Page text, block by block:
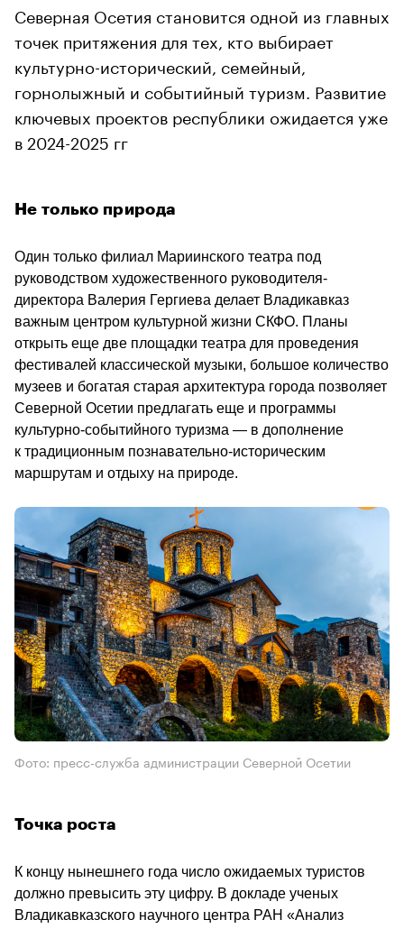
Северная Осетия становится одной из главных
точек притяжения для тех, кто выбирает
культурно-исторический, семейный,
горнолыжный и событийный туризм. Развитие
ключевых проектов республики ожидается уже
в 2024-2025 гг
Не только природа
Один только филиал Мариинского театра под
руководством художественного руководителя-
директора Валерия Гергиева делает Владикавказ
важным центром культурной жизни СКФО. Планы
открыть еще две площадки театра для проведения
фестивалей классической музыки, большое количество
музеев и богатая старая архитектура города позволяет
Северной Осетии предлагать еще и программы
культурно-событийного туризма — в дополнение
к традиционным познавательно-историческим
маршрутам и отдыху на природе.
Фото: пресс-служба администрации Северной Осетии
Точка роста
К концу нынешнего года число ожидаемых туристов
должно превысить эту цифру. В докладе ученых
Владикавказского научного центра РАН «Анализ